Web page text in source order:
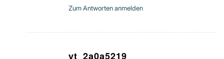
Zum Antworten anmelden
yt_2a0a5219